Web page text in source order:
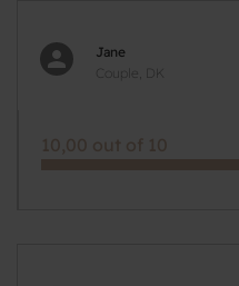
Jane
Couple, DK
10,00 out of 10